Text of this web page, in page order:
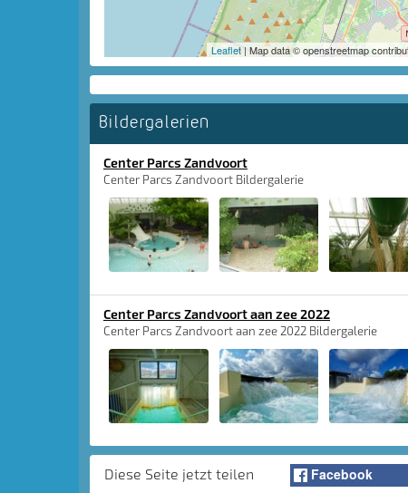
Leaflet| Map data © openstreetmap
Bildergalerien
Center Parcs Zandvoort
Center Parcs Zandvoort Bildergalerie
Center Parcs Zandvoort aan zee 2022
Center Parcs Zandvoort aan zee 2022 Bildergalerie
Diese Seite jetzt teilen Facebook